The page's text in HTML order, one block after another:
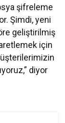
şifreleme
Şimdi, yeni
geliştirilmiş
için
diyor